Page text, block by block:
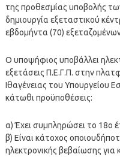
της προθεσμίας υποβολής
δημιουργία εξεταστικού
εβδομήντα (70)
Ο υποψήφιος υποβάλλει
εξετάσεις Π.Ε.Γ.Π. στην
Ιθαγένειας του Υπουργείου
κάτωθι προϋποθέσεις:
α) Έχει συμπληρώσει το 18ο
β) Είναι κάτοχος
ηλεκτρονικής βεβαίωσης